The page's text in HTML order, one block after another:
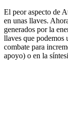
El peor aspecto de
en unas llaves.
generados por la
llaves que podemos
combate para
apoyo) o en la